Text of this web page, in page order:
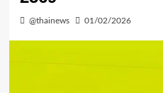
@thainews 01/02/2026